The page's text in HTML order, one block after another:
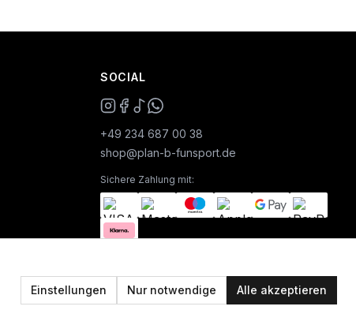
Einstellungen Nur notwendige Alle akzeptieren
SOCIAL
+49 234 687 00 38
shop@plan-b-funsport.de
Sichere Zahlung mit: